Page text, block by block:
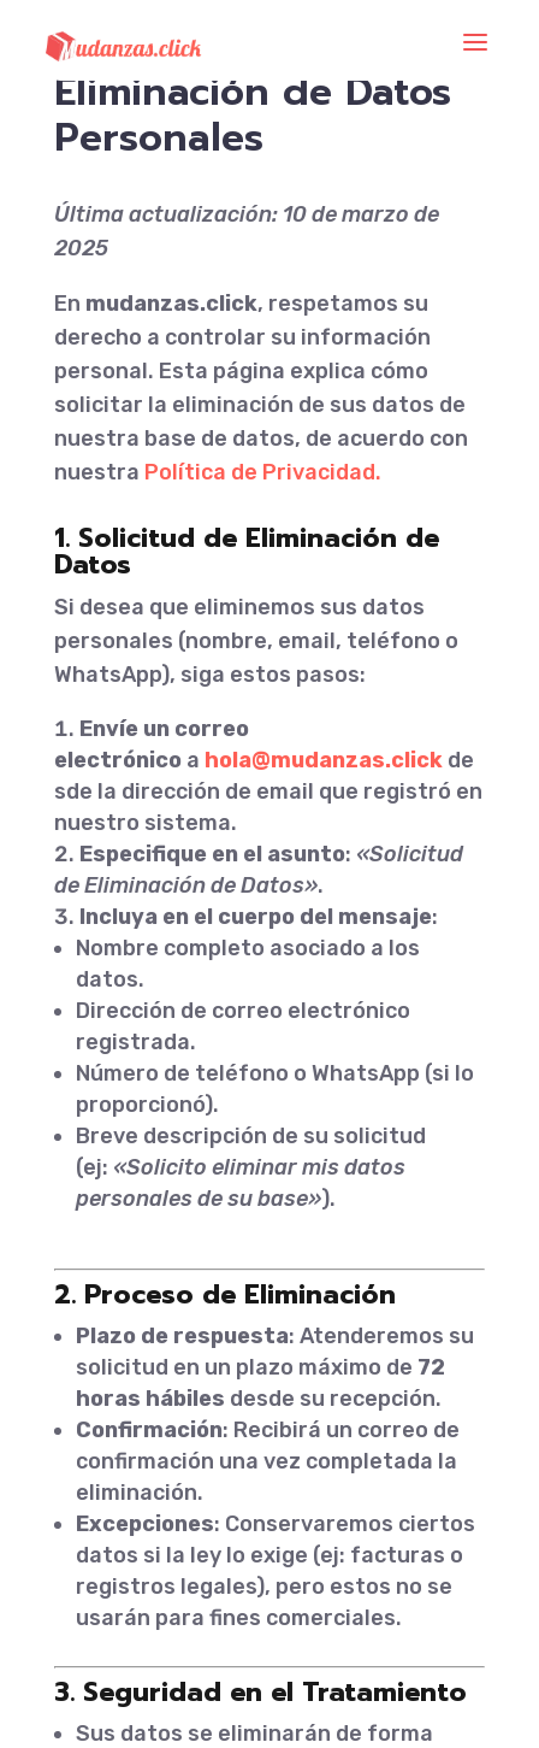
a
Tratamiento y
Eliminación de Datos
Personales
Última actualización: 10 de marzo de
2025
En mudanzas.click, respetamos su
derecho a controlar su información
personal. Esta página explica cómo
solicitar la eliminación de sus datos de
nuestra base de datos, de acuerdo con
nuestra Política de Privacidad.
1. Solicitud de Eliminación de
Datos
Si desea que eliminemos sus datos
personales (nombre, email, teléfono o
WhatsApp), siga estos pasos:
Envíe un correo
electrónico a hola@mudanzas.click de
sde la dirección de email que registró en
nuestro sistema.
Especifique en el asunto: «Solicitud
de Eliminación de Datos».
Incluya en el cuerpo del mensaje:
Nombre completo asociado a los
datos.
Dirección de correo electrónico
registrada.
Número de teléfono o WhatsApp (si lo
proporcionó).
Breve descripción de su solicitud
(ej: «Solicito eliminar mis datos
personales de su base»).
2. Proceso de Eliminación
Plazo de respuesta: Atenderemos su
solicitud en un plazo máximo de 72
horas hábiles desde su recepción.
Confirmación: Recibirá un correo de
confirmación una vez completada la
eliminación.
Excepciones: Conservaremos ciertos
datos si la ley lo exige (ej: facturas o
registros legales), pero estos no se
usarán para fines comerciales.
3. Seguridad en el Tratamiento
Sus datos se eliminarán de forma